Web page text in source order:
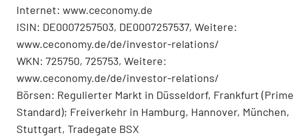
Internet: www.ceconomy.de
ISIN: DE0007257503, DE0007257537, Weitere:
www.ceconomy.de/de/investor-relations/
WKN: 725750, 725753, Weitere:
www.ceconomy.de/de/investor-relations/
Börsen: Regulierter Markt in Düsseldorf, Frankfurt (Prime
Standard); Freiverkehr in Hamburg, Hannover, München,
Stuttgart, Tradegate BSX